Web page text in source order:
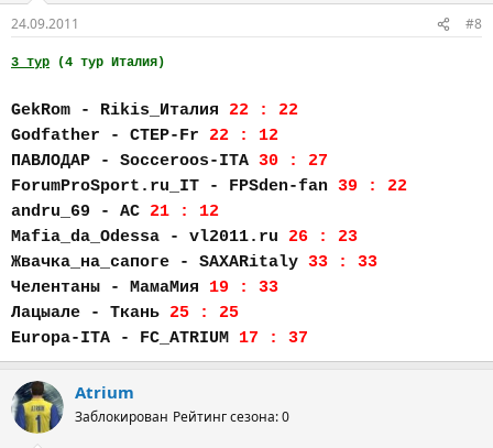
24.09.2011 #8
3 тур (4 тур Италия)
GekRom - Rikis_Италия 22 : 22
Godfather - CTEP-Fr 22 : 12
ПАВЛОДАР - Socceroos-ITA 30 : 27
ForumProSport.ru_IT - FPSden-fan 39 : 22
andru_69 - AC 21 : 12
Mafia_da_Odessa - vl2011.ru 26 : 23
Жвачка_на_сапоге - SAXARitaly 33 : 33
Челентаны - МамаМия 19 : 33
Лацыале - Ткань 25 : 25
Europa-ITA - FC_АTRIUM 17 : 37
Atrium
Заблокирован Рейтинг сезона: 0